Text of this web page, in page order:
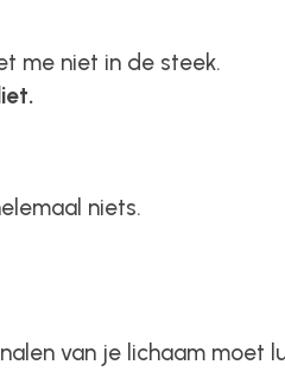
me niet in de steek.
niets.
van je lichaam moet